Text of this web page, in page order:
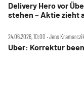
Delivery Hero vor
stehen – Aktie zieht
24.06.2026, 10:00 ‧ Jens
Uber: Korrektur